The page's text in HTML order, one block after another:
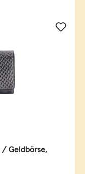
/ Geldbörse,